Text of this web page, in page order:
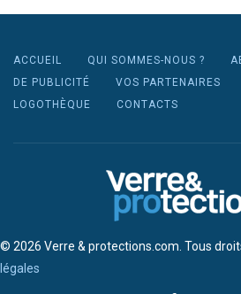
ACCUEIL QUI SOMMES-NOUS ?
DE PUBLICITÉ
VOS PARTENAIRES
LOGOTHÈQUE
CONTACTS
© 2026 Verre & protections.com. Tous
légales